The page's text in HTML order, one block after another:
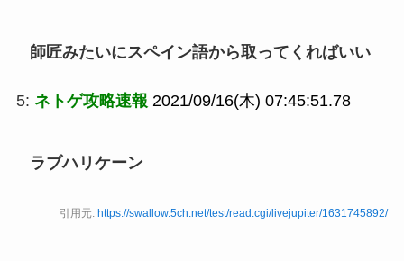
師匠みたいにスペイン語から取ってくればいい
5: ネトゲ攻略速報 2021/09/16(木) 07:45:51.78
ラブハリケーン
引用元:https://swallow.5ch.net/test/read.cgi/livejupiter/1631745892/